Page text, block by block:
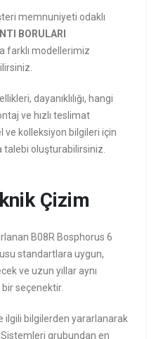
memnuniyeti odaklı
BORULARI
farklı modellerimiz
dayanıklılığı, hangi
ve hızlı teslimat
ve kolleksiyon bilgileri için
talebi oluşturabilirsiniz.
Çizim
B08R Bosphorus 6
standartlara uygun,
ve uzun yıllar aynı
seçenektir.
ilgili bilgilerden yararlanarak
Sistemleri grubundan en